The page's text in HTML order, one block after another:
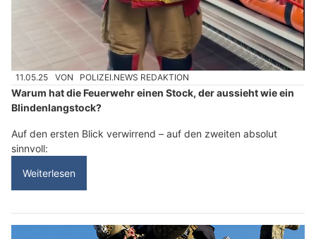
11.05.25 VON POLIZEI.NEWS REDAKTION
Warum hat die Feuerwehr einen Stock, der aussieht wie ein
Blindenlangstock?
Auf den ersten Blick verwirrend – auf den zweiten absolut
sinnvoll:
Weiterlesen